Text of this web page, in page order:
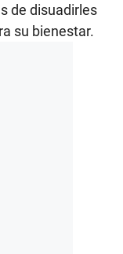
de disuadirles
su bienestar.